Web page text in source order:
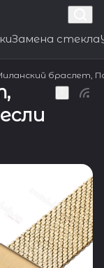
Замена стекла
браслет,